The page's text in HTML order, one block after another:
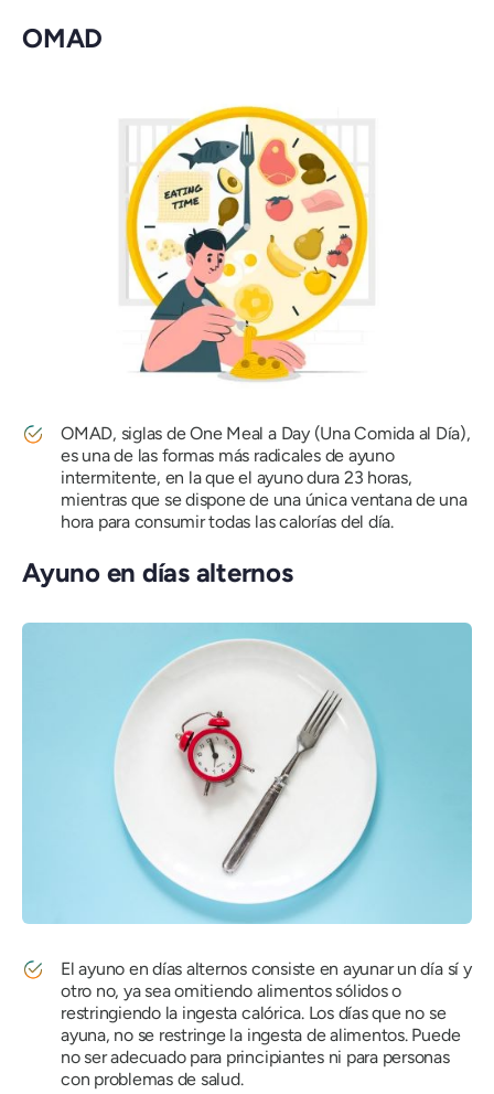
OMAD
OMAD, siglas de One Meal a Day (Una Comida al Día),
es una de las formas más radicales de ayuno
intermitente, en la que el ayuno dura 23 horas,
mientras que se dispone de una única ventana de una
hora para consumir todas las calorías del día.
Ayuno en días alternos
El ayuno en días alternos consiste en ayunar un día sí y
otro no, ya sea omitiendo alimentos sólidos o
restringiendo la ingesta calórica. Los días que no se
ayuna, no se restringe la ingesta de alimentos. Puede
no ser adecuado para principiantes ni para personas
con problemas de salud.